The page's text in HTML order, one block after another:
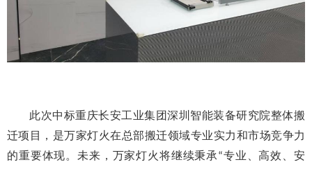
此次中标重庆长安工业集团深圳智能装备研究院整体搬
迁项目，是万家灯火在总部搬迁领域专业实力和市场竞争力
的重要体现。未来，万家灯火将继续秉承“专业、高效、安